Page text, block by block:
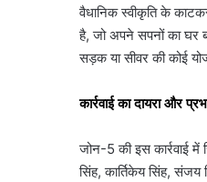
वैधानिक स्वीकृति के
है, जो अपने सपनों का घर
सड़क या सीवर की कोई
कार्रवाई का दायरा और
जोन-5 की इस कार्रवाई में
सिंह, कार्तिकेय सिंह, संजय